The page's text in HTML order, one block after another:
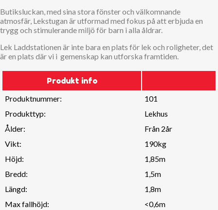
Butiksluckan, med sina stora fönster och välkomnande
atmosfär, Lekstugan är utformad med fokus på att erbjuda en
trygg och stimulerande miljö för barn i alla åldrar.
Lek Laddstationen är inte bara en plats för lek och roligheter, det
är en plats där vi i gemenskap kan utforska framtiden.
Produkt info
Produktnummer:
101
Produkttyp:
Lekhus
Ålder:
Från 2år
Vikt:
190kg
Höjd:
1,85m
Bredd:
1,5m
Längd:
1,8m
Max fallhöjd:
<0,6m